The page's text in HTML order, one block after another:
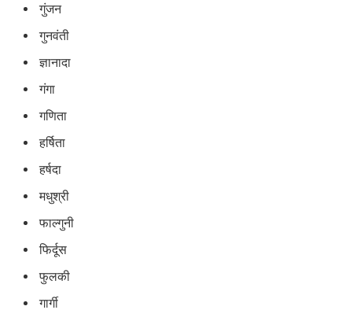
गुंजन
गुनवंती
ज्ञानादा
गंगा
गणिता
हर्षिता
हर्षदा
मधुश्री
फाल्गुनी
फिर्दूस
फुलकी
गार्गी